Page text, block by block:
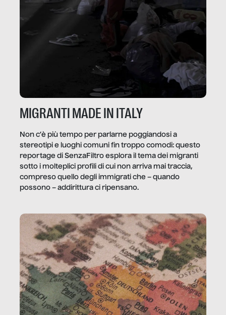
MIGRANTI MADE IN ITALY
Non c’è più tempo per parlarne poggiandosi a
stereotipi e luoghi comuni fin troppo comodi: questo
reportage di SenzaFiltro esplora il tema dei migranti
sotto i molteplici profili di cui non arriva mai traccia,
compreso quello degli immigrati che – quando
possono – addirittura ci ripensano.